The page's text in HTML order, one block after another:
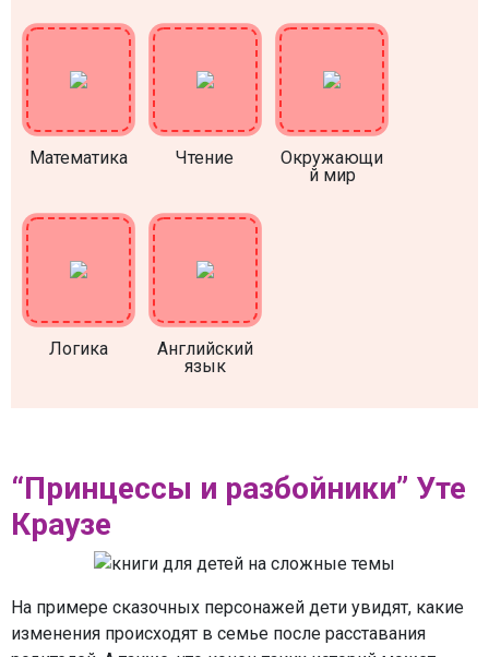
Математика Чтение
Окружающи
й мир
Логика
Английский
язык
“Принцессы и разбойники” Уте
Краузе
На примере сказочных персонажей дети увидят, какие
изменения происходят в семье после расставания